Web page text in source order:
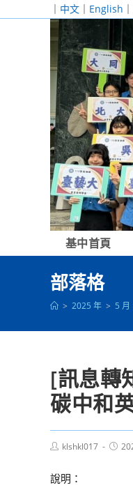
｜ 中文 ｜ English ｜
基中首頁
部落格
> 2025 年 > 5 月
[訊息轉
碳中和
Postklshkl017
Post
說明：